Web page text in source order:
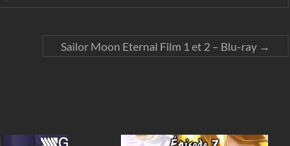
Sailor Moon Eternal Film 1 et 2 – Blu-ray →